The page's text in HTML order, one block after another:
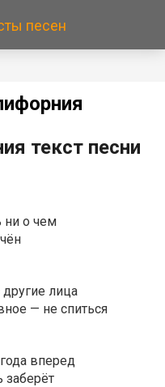
песен
текст песни
ни о чем
лица
— не спиться
вперед
заберёт